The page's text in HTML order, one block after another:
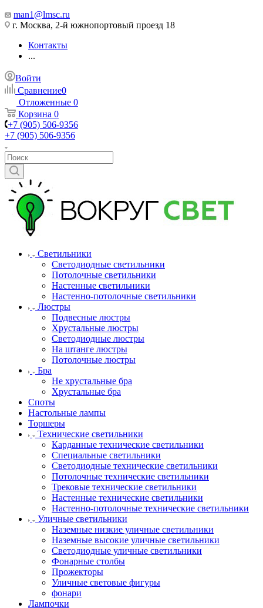
man1@lmsc.ru
г. Москва, 2-й южнопортовый проезд 18
Контакты
...
Войти
Сравнение0
Отложенные 0
Корзина 0
+7 (905) 506-9356
+7 (905) 506-9356
Светильники
Светодиодные светильники
Потолочные светильники
Настенные светильники
Настенно-потолочные светильники
Люстры
Подвесные люстры
Хрустальные люстры
Светодиодные люстры
На штанге люстры
Потолочные люстры
Бра
Не хрустальные бра
Хрустальные бра
Споты
Настольные лампы
Торшеры
Технические светильники
Карданные технические светильники
Специальные светильники
Светодиодные технические светильники
Потолочные технические светильники
Трековые технические светильники
Настенные технические светильники
Настенно-потолочные технические светильники
Уличные светильники
Наземные низкие уличные светильники
Наземные высокие уличные светильники
Светодиодные уличные светильники
Фонарные столбы
Прожекторы
Уличные световые фигуры
фонари
Лампочки